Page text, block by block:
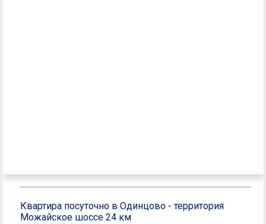
Квартира посуточно в Одинцово - территория
Можайское шоссе 24 км